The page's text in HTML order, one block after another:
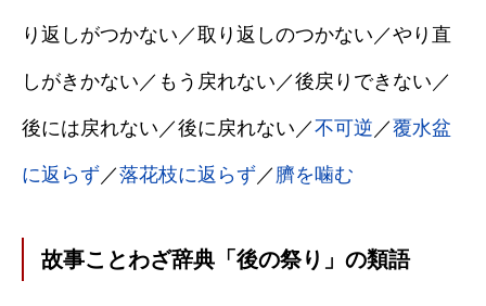
り返しがつかない／取り返しのつかない／やり直
しがきかない／もう戻れない／後戻りできない／
後には戻れない／後に戻れない／不可逆 ／覆水盆
に返らず／落花枝に返らず／ 臍を噛む
故事ことわざ辞典「後の祭り」の類語